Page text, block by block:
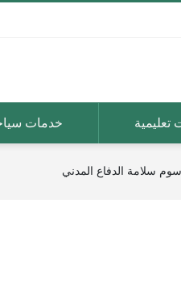
تعليمية خدمات
سلامة الدفاع المدني